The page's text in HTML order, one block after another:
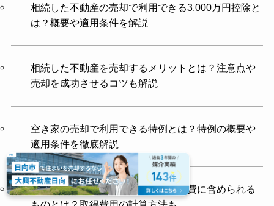
相続した不動産の売却で利用できる3,000万円控除と
は？概要や適用条件を解説
相続した不動産を売却するメリットとは？注意点や
売却を成功させるコツも解説
空き家の売却で利用できる特例とは？特例の概要や
適用条件を徹底解説
相続した不動産を売却する際の取得費に含められる